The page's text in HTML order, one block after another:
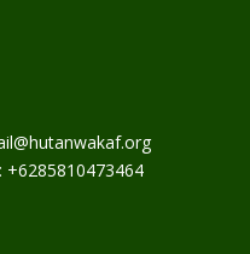
+6285810473464